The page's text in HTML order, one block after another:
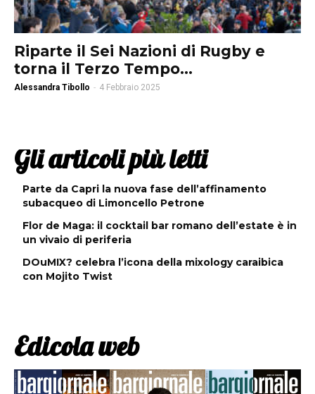
Riparte il Sei Nazioni di Rugby e
torna il Terzo Tempo...
Alessandra Tibollo - 4 Febbraio 2025
Gli articoli più letti
Parte da Capri la nuova fase dell’affinamento
subacqueo di Limoncello Petrone
Flor de Maga: il cocktail bar romano dell’estate è in
un vivaio di periferia
DOuMIX? celebra l’icona della mixology caraibica
con Mojito Twist
Edicola web